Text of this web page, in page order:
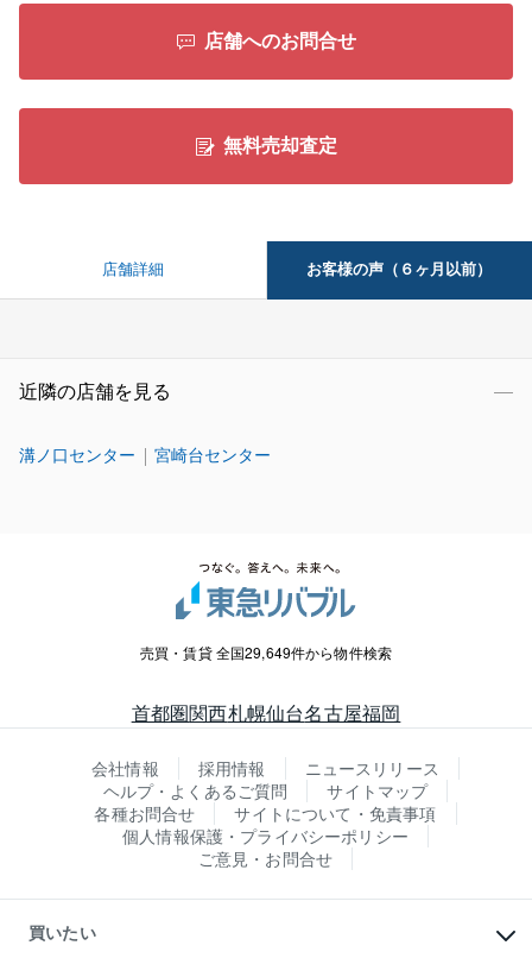
店舗へのお問合せ
無料売却査定
店舗詳細 お客様の声（６ヶ月以前）
近隣の店舗を見る
溝ノ口センター 宮崎台センター
売買・賃貸 全国29,649件から物件検索
首都圏関西札幌仙台名古屋福岡
会社情報 採用情報
ニュースリリース
ヘルプ・よくあるご質問
サイトマップ
各種お問合せ
サイトについて・免責事項
個人情報保護・プライバシーポリシー
ご意見・お問合せ
買いたい